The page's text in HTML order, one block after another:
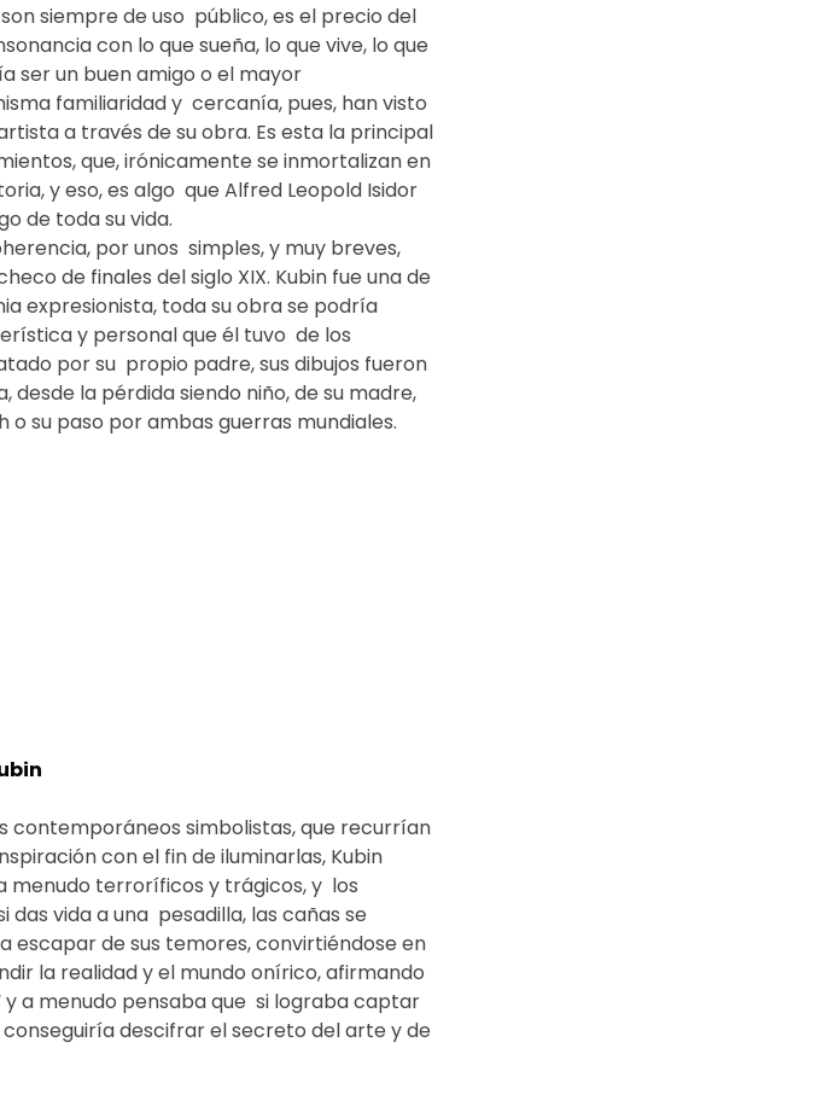
siempre de uso  público, es el precio del
con lo que sueña, lo que vive, lo que
ser un buen amigo o el mayor
familiaridad y  cercanía, pues, han visto
a través de su obra. Es esta la principal
que, irónicamente se inmortalizan en
y eso, es algo  que Alfred Leopold Isidor
de toda su vida.
por unos  simples, y muy breves,
de finales del siglo XIX. Kubin fue una de
expresionista, toda su obra se podría
y personal que él tuvo  de los
por su  propio padre, sus dibujos fueron
la pérdida siendo niño, de su madre,
o su paso por ambas guerras mundiales.
contemporáneos simbolistas, que recurrían
con el fin de iluminarlas, Kubin
menudo terroríficos y trágicos, y  los
vida a una  pesadilla, las cañas se
escapar de sus temores, convirtiéndose en
la realidad y el mundo onírico, afirmando
y a menudo pensaba que  si lograba captar
descifrar el secreto del arte y de